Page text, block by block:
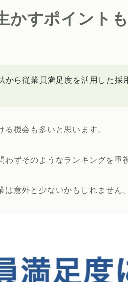
かすポイントも
から従業員満足度を活用した
機会も多いと思います。
ずそのようなランキングを重
意外と少ないかもしれません。